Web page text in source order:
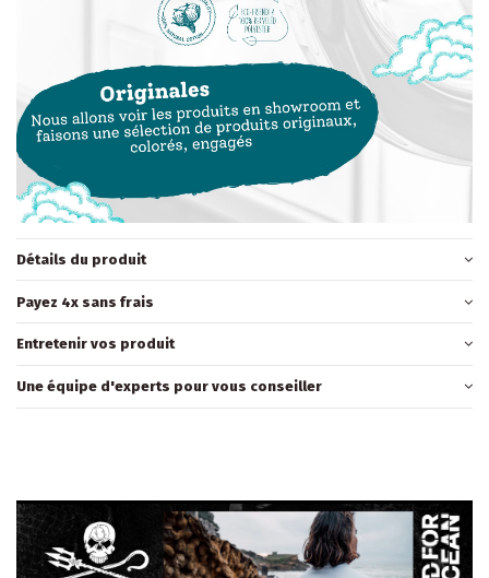
Détails du produit
Payez 4x sans frais
Entretenir vos produit
Une équipe d'experts pour vous conseiller